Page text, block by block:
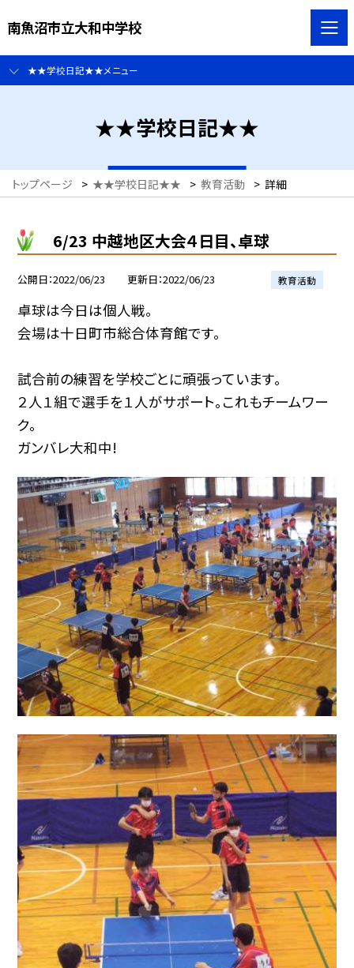
南魚沼市立大和中学校
★★学校日記★★メニュー
★★学校日記★★
トップページ > ★★学校日記★★ > 教育活動 > 詳細
6/23 中越地区大会４日目、卓球
公開日 2022/06/23 更新日 2022/06/23 教育活動
卓球は今日は個人戦。
会場は十日町市総合体育館です。
試合前の練習を学校ごとに頑張っています。
２人１組で選手を１人がサポート。これもチームワー
ク。
ガンバレ大和中!